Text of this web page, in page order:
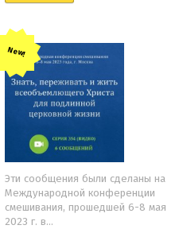
New!
Эти сообщения были сделаны на
Международной конференции
смешивания, прошедшей 6-8 мая
2023 г. в...